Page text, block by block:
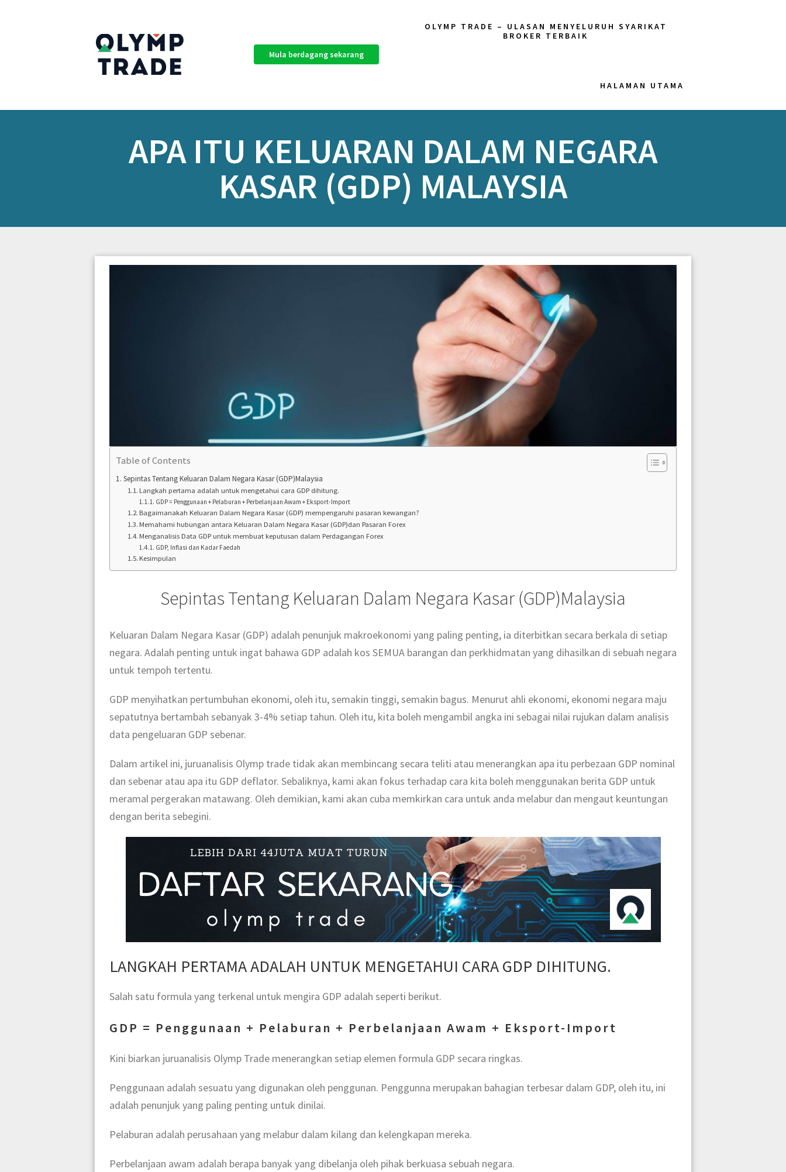
Mula berdagang sekarang
OLYMP TRADE – ULASAN MENYELURUH SYARIKAT
BROKER TERBAIK
HALAMAN UTAMA
APA ITU KELUARAN DALAM NEGARA
KASAR (GDP) MALAYSIA
Table of Contents
Sepintas Tentang Keluaran Dalam Negara Kasar (GDP)Malaysia
Langkah pertama adalah untuk mengetahui cara GDP dihitung.
GDP = Penggunaan + Pelaburan + Perbelanjaan Awam + Eksport-Import
Bagaimanakah Keluaran Dalam Negara Kasar (GDP) mempengaruhi pasaran kewangan?
Memahami hubungan antara Keluaran Dalam Negara Kasar (GDP)dan Pasaran Forex
Menganalisis Data GDP untuk membuat keputusan dalam Perdagangan Forex
GDP, Inflasi dan Kadar Faedah
Kesimpulan
Sepintas Tentang Keluaran Dalam Negara Kasar (GDP)Malaysia
Keluaran Dalam Negara Kasar (GDP) adalah penunjuk makroekonomi yang paling penting, ia diterbitkan secara berkala di setiap
negara. Adalah penting untuk ingat bahawa GDP adalah kos SEMUA barangan dan perkhidmatan yang dihasilkan di sebuah negara
untuk tempoh tertentu.
GDP menyihatkan pertumbuhan ekonomi, oleh itu, semakin tinggi, semakin bagus. Menurut ahli ekonomi, ekonomi negara maju
sepatutnya bertambah sebanyak 3-4% setiap tahun. Oleh itu, kita boleh mengambil angka ini sebagai nilai rujukan dalam analisis
data pengeluaran GDP sebenar.
Dalam artikel ini, juruanalisis Olymp trade tidak akan membincang secara teliti atau menerangkan apa itu perbezaan GDP nominal
dan sebenar atau apa itu GDP deflator. Sebaliknya, kami akan fokus terhadap cara kita boleh menggunakan berita GDP untuk
meramal pergerakan matawang. Oleh demikian, kami akan cuba memkirkan cara untuk anda melabur dan mengaut keuntungan
dengan berita sebegini.
LANGKAH PERTAMA ADALAH UNTUK MENGETAHUI CARA GDP DIHITUNG.
Salah satu formula yang terkenal untuk mengira GDP adalah seperti berikut.
GDP = Penggunaan + Pelaburan + Perbelanjaan Awam + Eksport-Import
Kini biarkan juruanalisis Olymp Trade menerangkan setiap elemen formula GDP secara ringkas.
Penggunaan adalah sesuatu yang digunakan oleh penggunan. Penggunna merupakan bahagian terbesar dalam GDP, oleh itu, ini
adalah penunjuk yang paling penting untuk dinilai.
Pelaburan adalah perusahaan yang melabur dalam kilang dan kelengkapan mereka.
Perbelanjaan awam adalah berapa banyak yang dibelanja oleh pihak berkuasa sebuah negara.